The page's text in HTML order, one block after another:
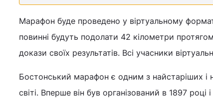
Марафон буде проведено у віртуальному
повинні будуть подолати 42 кілометри
докази своїх результатів. Всі учасники
Бостонський марафон є одним з найстаріших і
світі. Вперше він був організований в 1897